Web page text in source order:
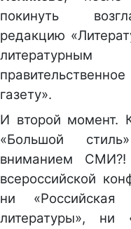
покинуть
редакцию
газету».
И второй момент.
«Большой
вниманием
всероссийской
ни
литературы», ни